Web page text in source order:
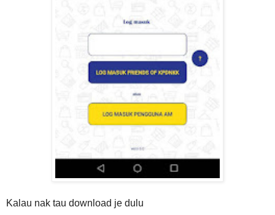
Kalau nak tau download je dulu